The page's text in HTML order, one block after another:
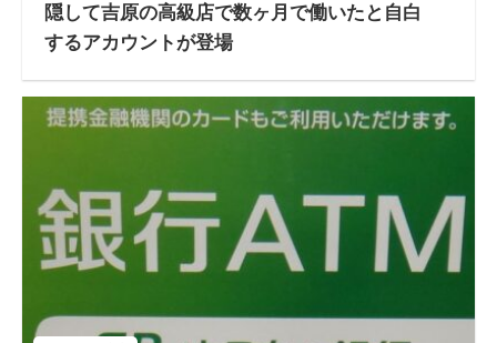
隠して吉原の高級店で数ヶ月で働いたと自白
するアカウントが登場